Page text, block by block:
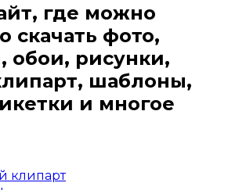
где можно
скачать фото,
обои, рисунки,
шаблоны,
и многое
клипарт